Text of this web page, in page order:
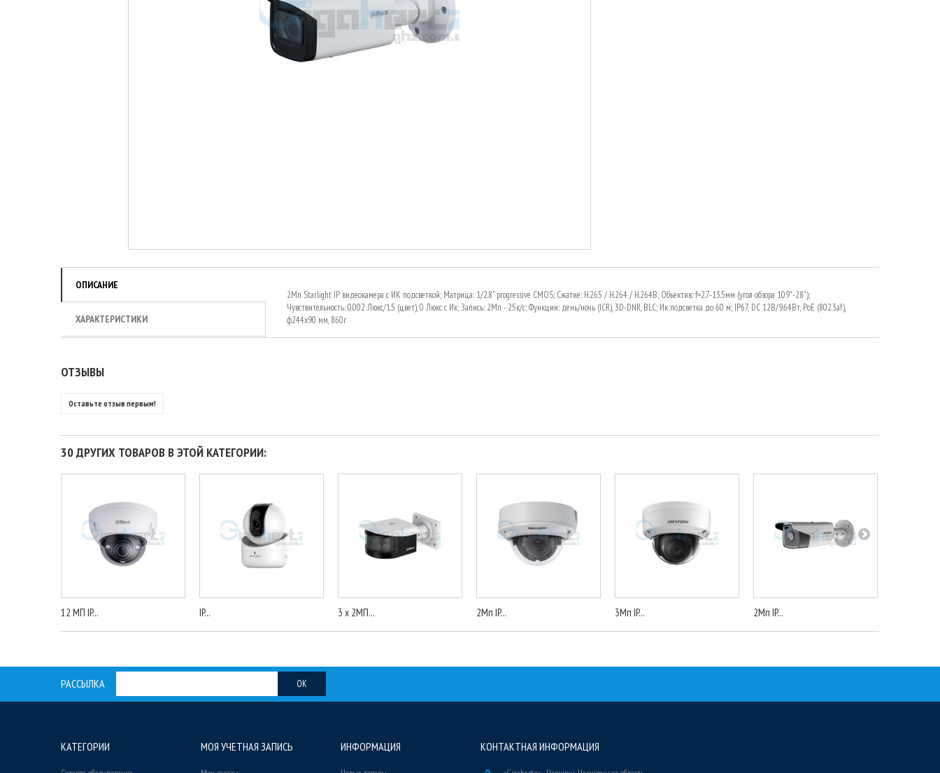
ОПИСАНИЕ
ХАРАКТЕРИСТИКИ
2Мп Starlight IP видеокамера с ИК подсветкой; Матрица: 1/2.8" progressive CMOS; Сжатие: H.265 / H.264 / H.264B; Объектив: f=2.7-13.5мм (угол обзора 109˚-28˚);
Чувствительность: 0.002 Люкс/1.5 (цвет), 0 Люкс с Ик; Запись: 2Мп - 25к/с; Функции: день/ночь (ICR), 3D-DNR, BLC; Ик подсветка до 60 м; IP67, DC 12В/9.64Вт, PoE (802.3af),
ф244x90 мм, 860г
ОТЗЫВЫ
Оставьте отзыв первым!
30 ДРУГИХ ТОВАРОВ В ЭТОЙ КАТЕГОРИИ:
12 МП IP... IP... 3 x 2МП... 2Мп IP... 3Мп IP... 2Мп IP...
РАССЫЛКА OK
КАТЕГОРИИ МОЯ УЧЕТНАЯ ЗАПИСЬ ИНФОРМАЦИЯ КОНТАКТНАЯ ИНФОРМАЦИЯ